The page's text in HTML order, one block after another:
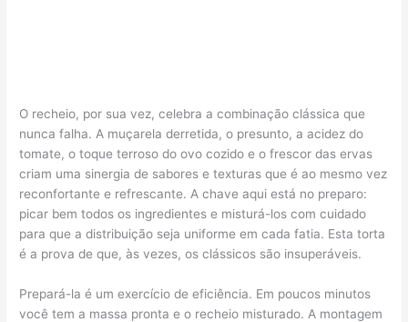
O recheio, por sua vez, celebra a combinação clássica que
nunca falha. A muçarela derretida, o presunto, a acidez do
tomate, o toque terroso do ovo cozido e o frescor das ervas
criam uma sinergia de sabores e texturas que é ao mesmo vez
reconfortante e refrescante. A chave aqui está no preparo:
picar bem todos os ingredientes e misturá-los com cuidado
para que a distribuição seja uniforme em cada fatia. Esta torta
é a prova de que, às vezes, os clássicos são insuperáveis.
Prepará-la é um exercício de eficiência. Em poucos minutos
você tem a massa pronta e o recheio misturado. A montagem